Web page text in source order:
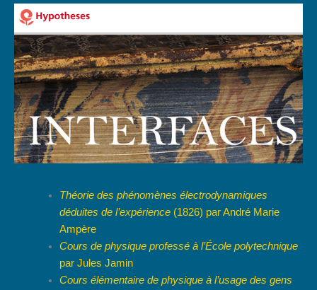
Théorie des phénomènes électrodynamiques
déduites de l’expérience(1826) par André Marie
Ampère
Cours de physique professé à l’École polytechnique
par Jules Jamin
Cours élémentaire de physique à l’usage des gens